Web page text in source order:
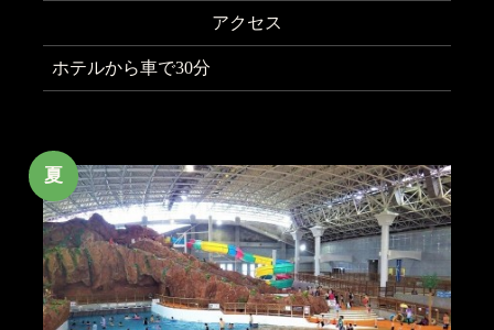
アクセス
ホテルから車で30分
夏